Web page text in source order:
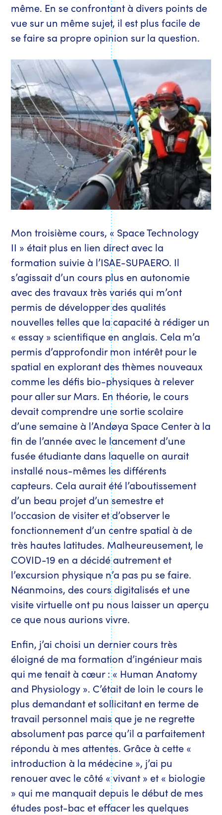
même. Ense confrontant à divers points de
vue sur un même sujet, il est plus facile de
se faire sa propre opinion sur la question.
Mon troisième cours, « Space Technology
II » était plus en lien direct avec la
formation suivie à l’ISAE-SUPAERO. Il
s’agissait d’un cours plus en autonomie
avec des travaux très variés qui m’ont
permis de développer des qualités
nouvelles telles que la capacité à rédiger un
« essay » scientifique en anglais. Cela m’a
permis d’approfondir mon intérêt pour le
spatial en explorant des thèmes nouveaux
comme les défis bio-physiques à relever
pour aller sur Mars. En théorie, le cours
devait comprendre une sortie scolaire
d’une semaine à l’Andøya Space Center à la
fin de l’année avec le lancement d’une
fusée étudiante dans laquelle on aurait
installé nous-mêmes les différents
capteurs. Cela aurait été l’aboutissement
d’un beau projet d’un semestre et
l’occasion de visiter et d’observer le
fonctionnement d’un centre spatial à de
très hautes latitudes. Malheureusement, le
COVID-19 en a décidé autrement et
l’excursion physique n’a pas pu se faire.
Néanmoins, des cours digitalisés et une
visite virtuelle ont pu nous laisser un aperçu
ce que nous aurions vivre.
Enfin, j’ai choisi un dernier cours très
éloigné de ma formation d’ingénieur mais
qui me tenait à cœur : « Human Anatomy
and Physiology ». C’était de loin le cours le
plus demandant et sollicitant en terme de
travail personnel mais que je ne regrette
absolument pas parce qu’il a parfaitement
répondu à mes attentes. Grâce à cette «
introduction à la médecine », j’ai pu
renouer avec le côté « vivant » et « biologie
» qui me manquait depuis le début de mes
études post-bac et effacer les quelques